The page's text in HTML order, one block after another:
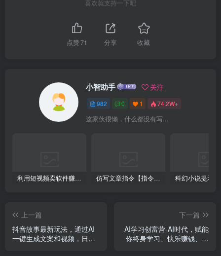
喜欢就支持一下吧
点赞71 分享 收藏
小智助手 关注
982 0 1 74.2W+
这家伙很懒，什么都没有写...
利用短视频卖软件赚钱，新手小白轻松月入10000+！ 仿写文章指令【指令+教程】
上一篇
抖音故事最新玩法，通过AI
一键生成文案和视频，日收
下一篇
AI学习创富营-AI时代，赋能
你终身学习、快乐赚钱、自